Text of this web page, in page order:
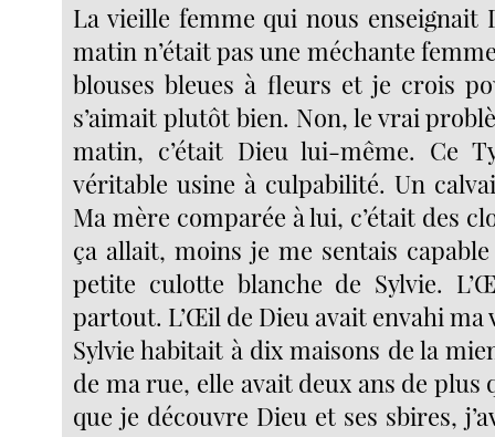
La vieille femme qui nous enseignait
matin n’était pas une méchante
blouses bleues à fleurs et je crois
s’aimait plutôt bien. Non, le vrai
matin, c’était Dieu lui-même. Ce
véritable usine à culpabilité. Un
Ma mère comparée à lui, c’était des
ça allait, moins je me sentais
petite culotte blanche de Sylvie.
partout. L’Œil de Dieu avait envahi ma
Sylvie habitait à dix maisons de la
de ma rue, elle avait deux ans de plus
que je découvre Dieu et ses sbires,